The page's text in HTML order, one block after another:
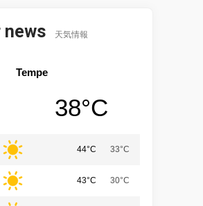
news 天気情報
Tempe
38°C
44°C 33°C
43°C 30°C